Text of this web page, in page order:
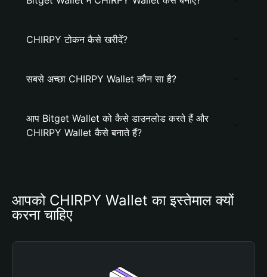
CHIRPY टोकन कैसे खरीदें?
सबसे अच्छा CHIRPY Wallet कौन सा है?
आप Bitget Wallet को कैसे डाउनलोड करते हैं और
CHIRPY Wallet कैसे बनाते हैं?
आपको CHIRPY Wallet का इस्तेमाल क्यों
करना चाहिए